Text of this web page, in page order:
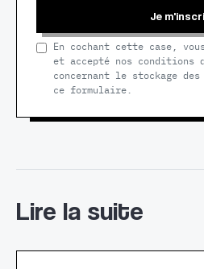
Je
En cochant cette case,
et accepté nos conditions
concernant le stockage des
ce formulaire.
Lire la suite